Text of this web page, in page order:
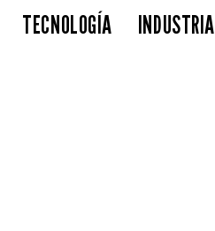
TECNOLOGÍA INDUSTRIA